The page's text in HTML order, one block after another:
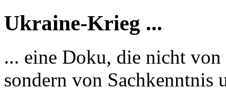
Ukraine-Krieg ...
... eine Doku, die nicht
sondern von Sachkenntnis